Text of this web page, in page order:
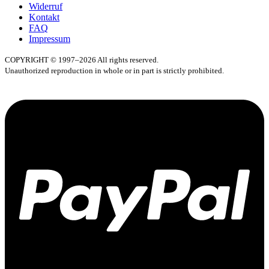
Widerruf
Kontakt
FAQ
Impressum
COPYRIGHT © 1997–2026 All rights reserved.
Unauthorized reproduction in whole or in part is strictly prohibited.